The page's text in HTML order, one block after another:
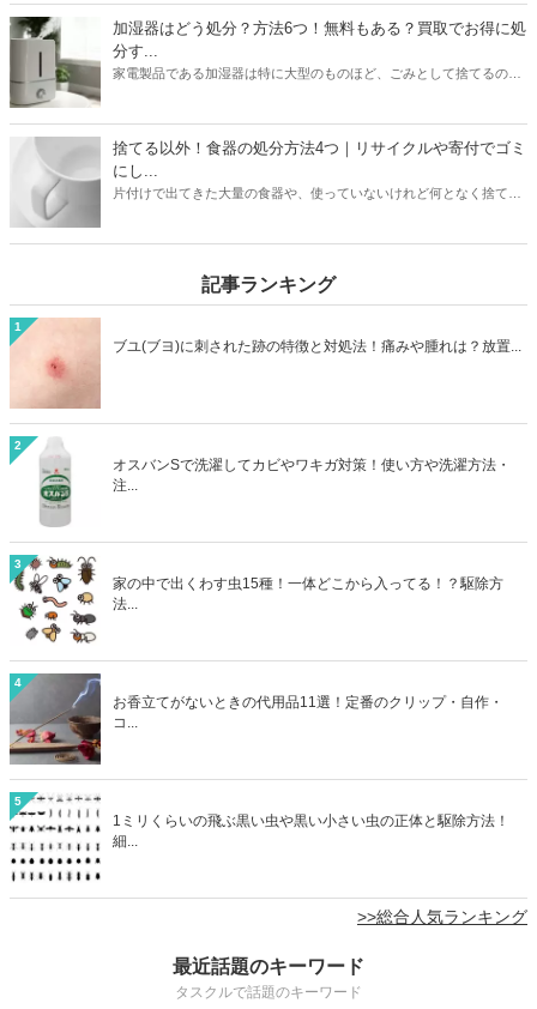
ます。また灯油の残りの処分方法も解説。ストーブと同時に処分して
おくと忘れずにすみますよ。本記事を読んであなたの家のストーブの
メーカーや状態に合わせた最もお得な処分方法を見つけましょう。
加湿器はどう処分？方法6つ！無料もある？買取でお得に処
分す...
家電製品である加湿器は特に大型のものほど、ごみとして捨てるのは
のか？ヤマダ電機などの家電量販店で引き取りはあるのか？なども解
説しています。お持ちの加湿器のメーカーや状態に合わせて、最もお
得に加湿器を処分する方法を見つけましょう。
捨てる以外！食器の処分方法4つ｜リサイクルや寄付でゴミ
にし...
片付けで出てきた大量の食器や、使っていないけれど何となく捨てに
す。処分方法に困っている食器も、本記事を読めばうしろめたい気分
にならず処分することができますよ。
記事ランキング
1
ブユ(ブヨ)に刺された跡の特徴と対処法！痛みや腫れは？放置...
2
オスバンSで洗濯してカビやワキガ対策！使い方や洗濯方法・
注...
3
家の中で出くわす虫15種！一体どこから入ってる！？駆除方
法...
4
お香立てがないときの代用品11選！定番のクリップ・自作・
コ...
5
1ミリくらいの飛ぶ黒い虫や黒い小さい虫の正体と駆除方法！
細...
>>総合人気ランキング
最近話題のキーワード
タスクルで話題のキーワード